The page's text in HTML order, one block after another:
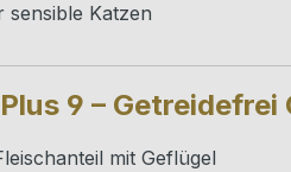
sensible Katzen
Plus 9 –
mit Geflügel